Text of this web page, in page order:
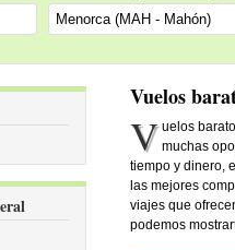
Vuelos
V uelos
muchas
tiempo y dinero,
las mejores
viajes que
podemos